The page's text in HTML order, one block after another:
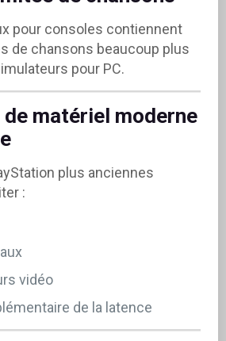
pour consoles contiennent
de chansons beaucoup plus
pour PC.
matériel moderne
plus anciennes
:
vidéo
de la latence